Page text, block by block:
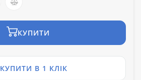
КУПИТИ
КУПИТИ В 1 КЛІК